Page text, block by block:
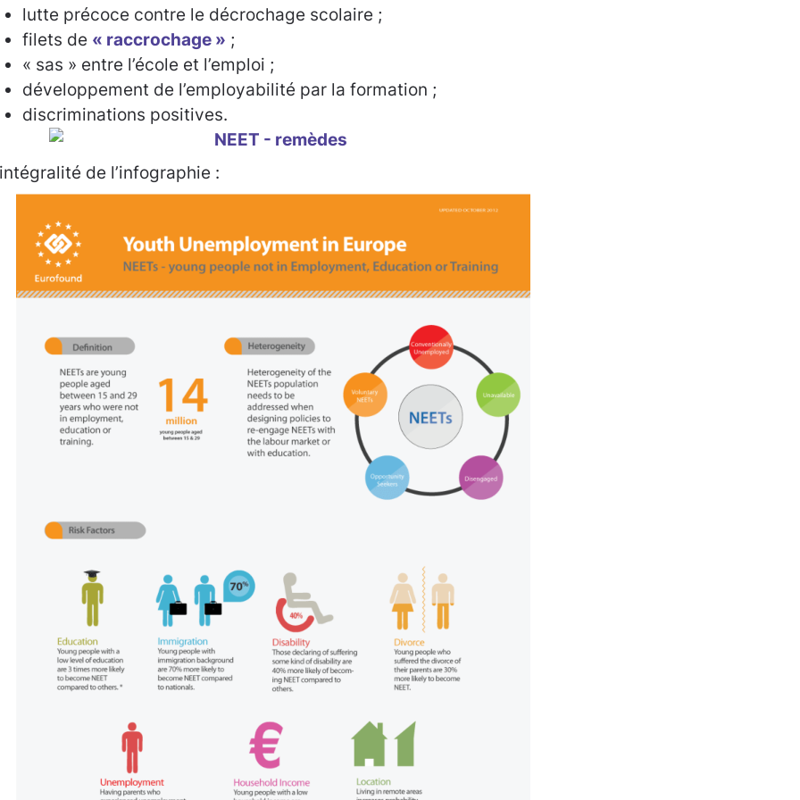
lutte précoce contre le décrochage scolaire ;
filets de « raccrochage » ;
« sas » entre l’école et l’emploi ;
développement de l’employabilité par la formation ;
discriminations positives.
de l’infographie :